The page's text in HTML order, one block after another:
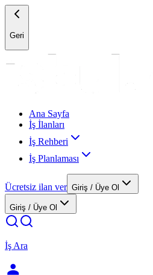
Geri
Ana Sayfa
İş İlanları
İş Rehberi
İş Planlaması
Ücretsiz ilan ver Giriş / Üye Ol
Giriş / Üye Ol
İş Ara